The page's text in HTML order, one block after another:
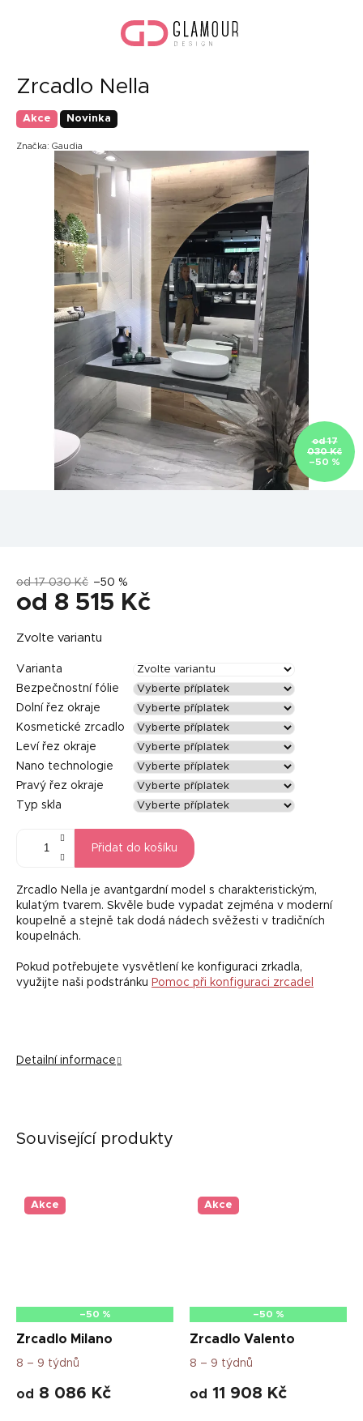
Zrcadlo Nella
Akce Novinka
Značka: Gaudia
od 17
030 Kč
–50 %
od 17 030 Kč –50 %
od 8 515 Kč
cena:
Zvolte variantu
Varianta
Bezpečnostní fólie
Dolní řez okraje
Kosmetické zrcadlo
Leví řez okraje
Nano technologie
Pravý řez okraje
Typ skla
Přidat do košíku
Zrcadlo Nella je avantgardní model s charakteristickým,
kulatým tvarem. Skvěle bude vypadat zejména v moderní
koupelně a stejně tak dodá nádech svěžesti v tradičních
koupelnách.
Pokud potřebujete vysvětlení ke konfiguraci zrkadla,
využijte naši podstránku Pomoc při konfiguraci zrcadel
Detailní informace
Související produkty
Akce
–50 %
Zrcadlo Milano
8 – 9 týdnů
od 8 086 Kč
Akce
–50 %
Zrcadlo Valento
8 – 9 týdnů
od 11 908 Kč